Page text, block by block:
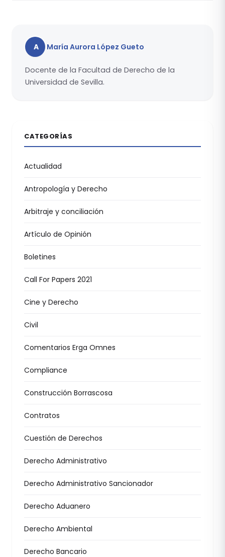
A María Aurora López Gueto
Docente de la Facultad de Derecho de la
Universidad de Sevilla.
CATEGORÍAS
Actualidad
Antropología y Derecho
Arbitraje y conciliación
Artículo de Opinión
Boletines
Call For Papers 2021
Cine y Derecho
Civil
Comentarios Erga Omnes
Compliance
Construcción Borrascosa
Contratos
Cuestión de Derechos
Derecho Administrativo
Derecho Administrativo Sancionador
Derecho Aduanero
Derecho Ambiental
Derecho Bancario